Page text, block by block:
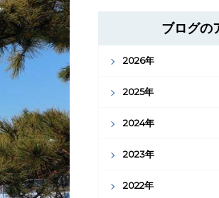
ブログの
2026年
2025年
2024年
2023年
2022年